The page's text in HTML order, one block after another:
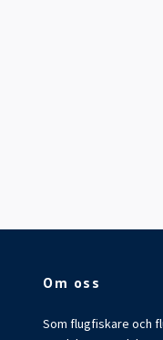
Om oss
Som flugfiskare och